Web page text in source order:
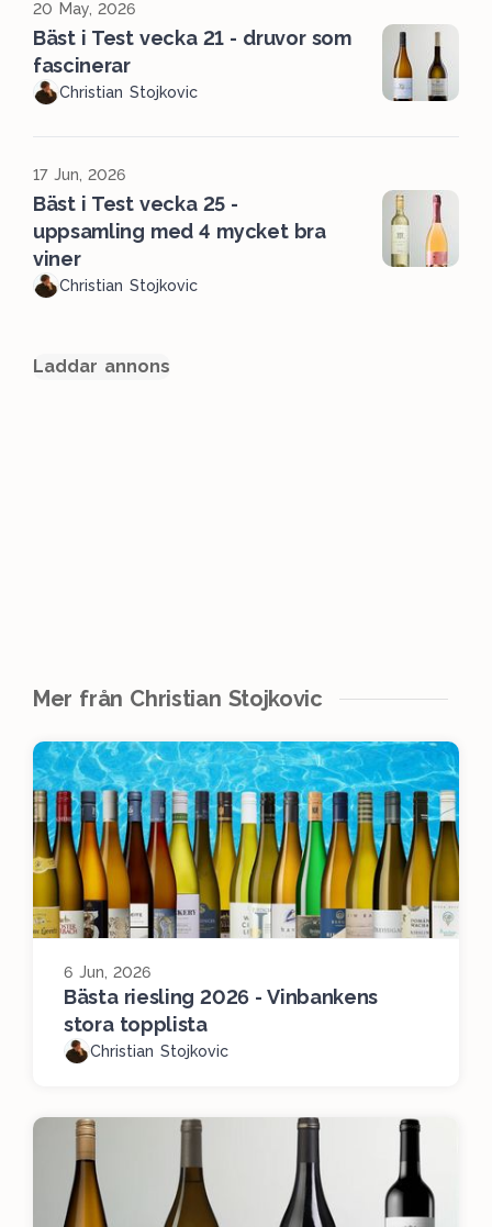
20 May, 2026
Bäst i Test vecka 21 - druvor som
fascinerar
Christian Stojkovic
17 Jun, 2026
Bäst i Test vecka 25 -
uppsamling med 4 mycket bra
viner
Christian Stojkovic
Laddar annons
Mer från Christian Stojkovic
6 Jun, 2026
Bästa riesling 2026 - Vinbankens
stora topplista
Christian Stojkovic